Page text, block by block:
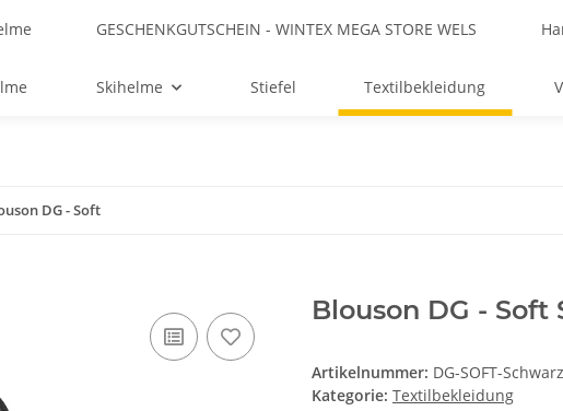
GESCHENKGUTSCHEIN - WINTEX MEGA STORE WELS
Skihelme Stiefel Textilbekleidung
DG - Soft
Blouson DG - Soft
Artikelnummer: DG-SOFT-
Kategorie: Textilbekleidung